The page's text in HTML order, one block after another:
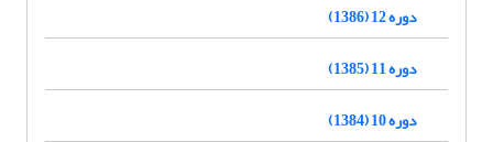
دوره 12 (1386)
دوره 11 (1385)
دوره 10 (1384)